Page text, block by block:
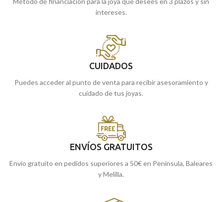
intereses.
CUIDADOS
Puedes acceder al punto de venta para recibir asesoramiento y
cuidado de tus joyas.
ENVÍOS GRATUITOS
Envío gratuito en pedidos superiores a 50€ en Península, Baleares
y Melilla.